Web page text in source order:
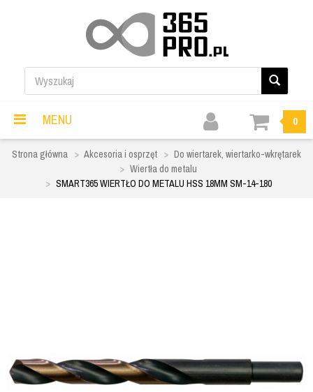
MENU 0
Strona główna Akcesoria i osprzęt
Do wiertarek, wiertarko-wkrętarek
Wiertła do metalu
SMART365 WIERTŁO DO METALU HSS 18MM SM-14-180